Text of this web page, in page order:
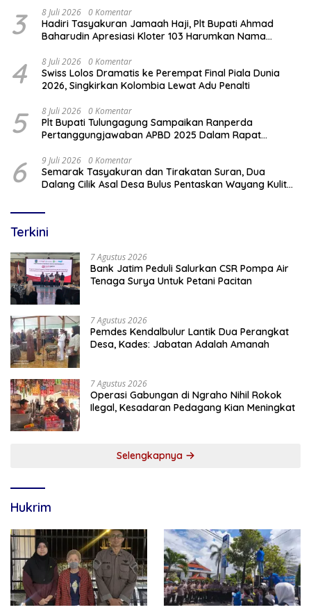
3 8 Juli 2026 0 Komentar
Hadiri Tasyakuran Jamaah Haji, Plt Bupati Ahmad
Baharudin Apresiasi Kloter 103 Harumkan Nama
4 8 Juli 2026 0 Komentar
Swiss Lolos Dramatis ke Perempat Final Piala Dunia
2026, Singkirkan Kolombia Lewat Adu Penalti
5 8 Juli 2026 0 Komentar
Plt Bupati Tulungagung Sampaikan Ranperda
Pertanggungjawaban APBD 2025 Dalam Rapat
6 9 Juli 2026 0 Komentar
Semarak Tasyakuran dan Tirakatan Suran, Dua
Dalang Cilik Asal Desa Bulus Pentaskan Wayang Kulit
Terkini
7 Agustus 2026
Bank Jatim Peduli Salurkan CSR Pompa Air
Tenaga Surya Untuk Petani Pacitan
7 Agustus 2026
Pemdes Kendalbulur Lantik Dua Perangkat
Desa, Kades: Jabatan Adalah Amanah
7 Agustus 2026
Operasi Gabungan di Ngraho Nihil Rokok
Ilegal, Kesadaran Pedagang Kian Meningkat
Selengkapnya
Hukrim